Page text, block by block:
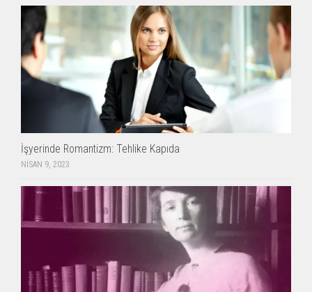
İşyerinde Romantizm: Tehlike Kapıda
NISAN 9, 2023